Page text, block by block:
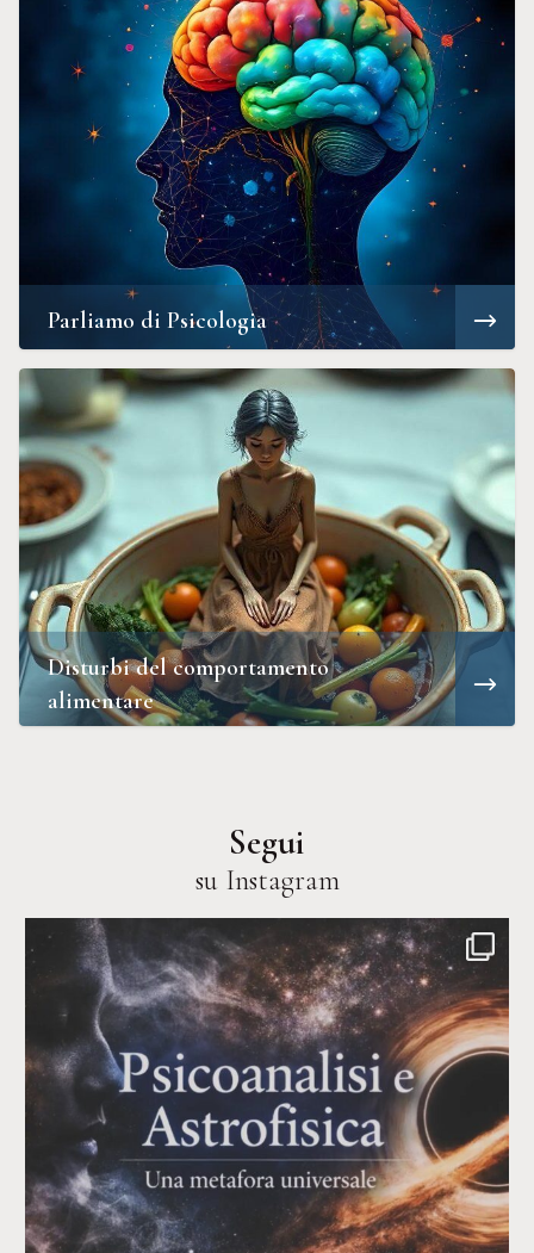
Parliamo di Psicologia
Disturbi del comportamento
alimentare
Segui
su Instagram
dott.andrea_nodari
Giu 24